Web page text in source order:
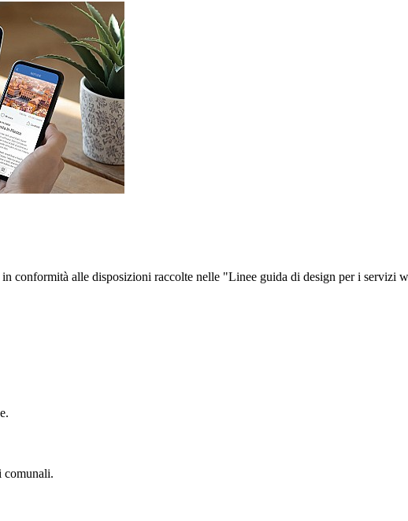
conformità alle disposizioni raccolte nelle "Linee guida di design per i servizi
comunali.